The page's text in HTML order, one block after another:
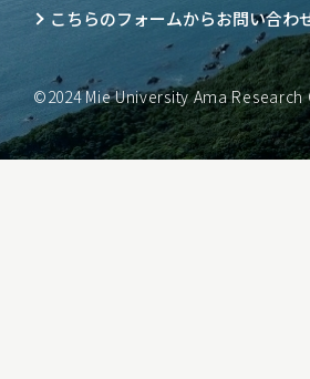
こちらのフォームからお問い合わ
©2024 Mie University Ama Research